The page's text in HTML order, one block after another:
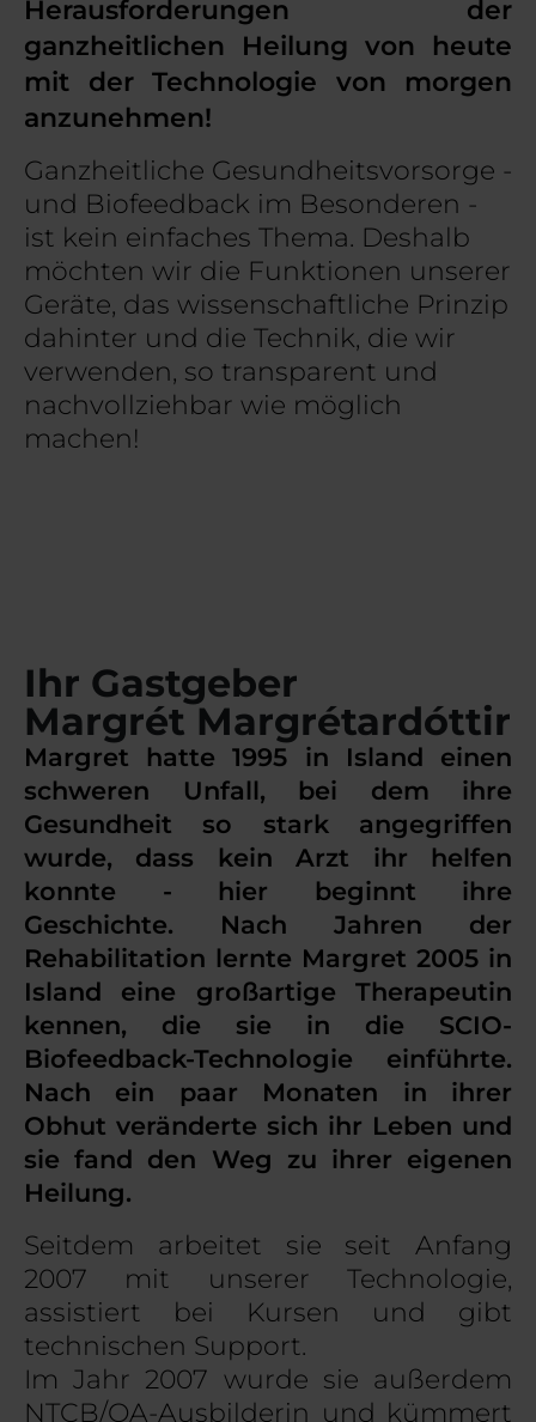
Herausforderungen der
ganzheitlichen Heilung von heute
mit der Technologie von morgen
anzunehmen!
Ganzheitliche Gesundheitsvorsorge -
und Biofeedback im Besonderen -
ist kein einfaches Thema. Deshalb
möchten wir die Funktionen unserer
Geräte, das wissenschaftliche Prinzip
dahinter und die Technik, die wir
verwenden, so transparent und
nachvollziehbar wie möglich
machen!
Ihr Gastgeber
Margrét Margrétardóttir
Margret hatte 1995 in Island einen
schweren Unfall, bei dem ihre
Gesundheit so stark angegriffen
wurde, dass kein Arzt ihr helfen
konnte - hier beginnt ihre
Geschichte. Nach Jahren der
Rehabilitation lernte Margret 2005 in
Island eine großartige Therapeutin
kennen, die sie in die SCIO-
Biofeedback-Technologie einführte.
Nach ein paar Monaten in ihrer
Obhut veränderte sich ihr Leben und
sie fand den Weg zu ihrer eigenen
Heilung.
Seitdem arbeitet sie seit Anfang
2007 mit unserer Technologie,
assistiert bei Kursen und gibt
technischen Support.
Im Jahr 2007 wurde sie außerdem
NTCB/QA-Ausbilderin und kümmert